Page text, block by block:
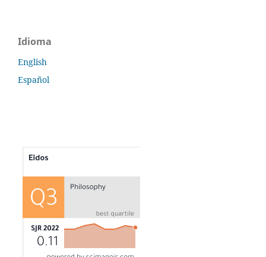
Idioma
English
Español